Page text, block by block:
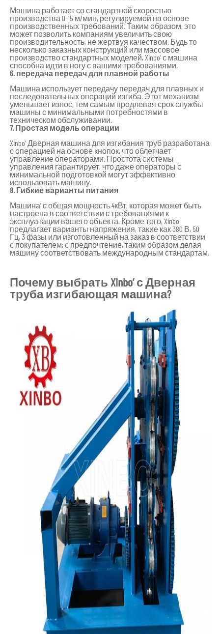
Машина работает со стандартной скоростью
производства 0-15 м/мин, регулируемой на основе
производственных требований. Таким образом, это
может позволить компаниям увеличить свою
производительность, не жертвуя качеством. Будь то
несколько заказных конструкций или массовое
производство стандартных моделей, Xinbo’ с машина
способна идти в ногу с вашими требованиями.
6. передача передач для плавной работы
Машина использует передачу передач для плавных и
последовательных операций изгиба. Этот механизм
уменьшает износ, тем самым продлевая срок службы
машины с минимальными потребностями в
техническом обслуживании.
7. Простая модель операции
Xinbo’ Дверная машина для изгибания труб разработана
с операцией на основе кнопок, что облегчает
управление операторами. Простота системы
управления гарантирует, что даже операторы с
минимальной подготовкой могут эффективно
использовать машину.
8. Гибкие варианты питания
Машина’ с общая мощность 4кВт, которая может быть
настроена в соответствии с требованиями к
эксплуатации вашего объекта. Кроме того, Xinbo
предлагает варианты напряжения, такие как 380 В, 50
Гц, 3 фазы или изготовленный на заказ в соответствии
с покупателем; с предпочтение, таким образом делая
машину соответствовать международным стандартам.
Почему выбрать Xinbo’ с Дверная
труба изгибающая машина?